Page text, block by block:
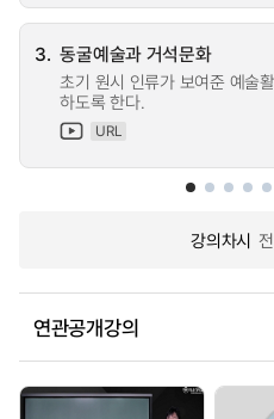
3. 동굴예술과 거석문화
초기 원시 인류가 보여준 예술
하도록 한다.
URL
강의차시
연관공개강의